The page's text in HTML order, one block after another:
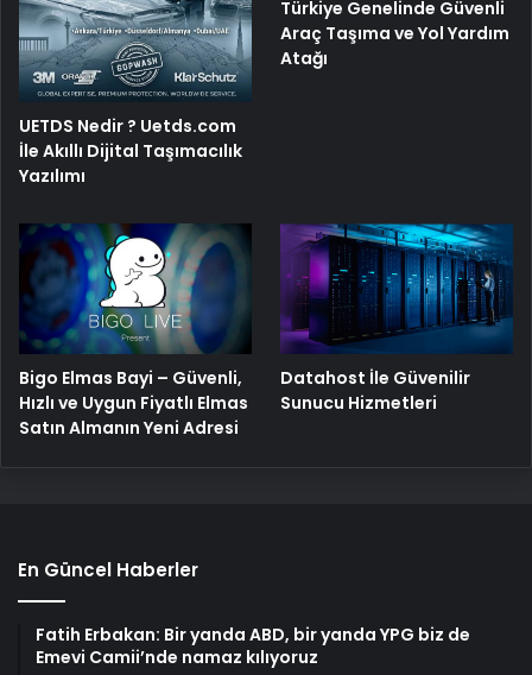
UETDS Nedir ? Uetds.com
İle Akıllı Dijital Taşımacılık
Yazılımı
Türkiye Genelinde Güvenli
Araç Taşıma ve Yol Yardım
Atağı
Bigo Elmas Bayi – Güvenli,
Hızlı ve Uygun Fiyatlı Elmas
Satın Almanın Yeni Adresi
Datahost İle Güvenilir
Sunucu Hizmetleri
En Güncel Haberler
Fatih Erbakan: Bir yanda ABD, bir yanda YPG biz de
Emevi Camii’nde namaz kılıyoruz